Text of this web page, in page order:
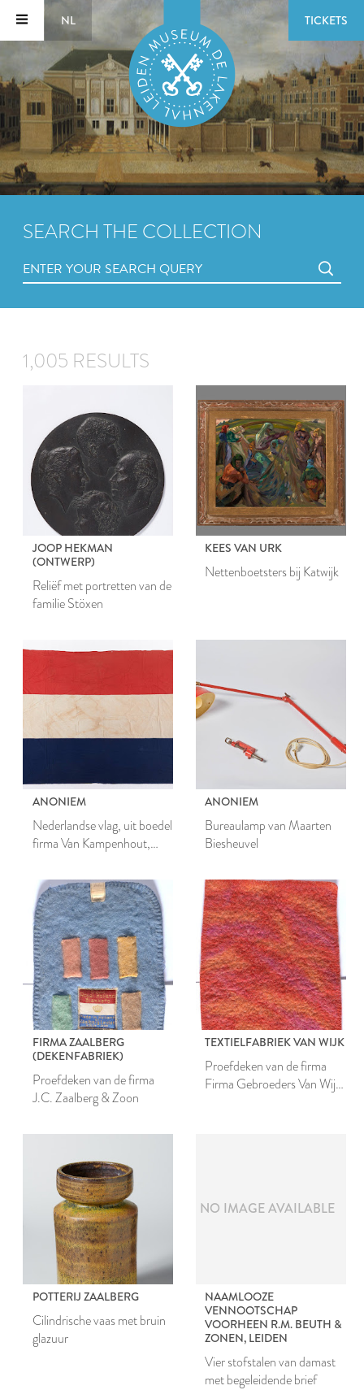
NL TICKETS
SEARCH THE COLLECTION
1,005 RESULTS
JOOP HEKMAN
(ONTWERP)
Reliëf met portretten van de
familie Stöxen
KEES VAN URK
Nettenboetsters bij Katwijk
ANONIEM
Nederlandse vlag, uit boedel
firma Van Kampenhout,
ANONIEM
Bureaulamp van Maarten
Biesheuvel
FIRMA ZAALBERG
(DEKENFABRIEK)
Proefdeken van de firma
J.C. Zaalberg & Zoon
TEXTIELFABRIEK VAN WIJK
Proefdeken van de firma
Firma Gebroeders Van Wijk
POTTERIJ ZAALBERG
Cilindrische vaas met bruin
glazuur
NO IMAGE AVAILABLE
NAAMLOOZE
VENNOOTSCHAP
VOORHEEN R.M. BEUTH &
ZONEN, LEIDEN
Vier stofstalen van damast
met begeleidende brief